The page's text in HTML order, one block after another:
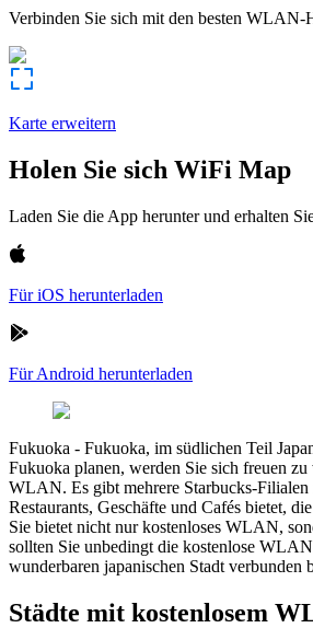
Verbinden Sie sich mit den besten WLAN-
Karte erweitern
Holen Sie sich WiFi Map
Laden Sie die App herunter und erhalten
Für iOS herunterladen
Für Android herunterladen
Fukuoka - Fukuoka, im südlichen Teil
Fukuoka planen, werden Sie sich freuen
WLAN. Es gibt mehrere Starbucks-
Restaurants, Geschäfte und Cafés bietet,
Sie bietet nicht nur kostenloses WLAN,
sollten Sie unbedingt die kostenlose
wunderbaren japanischen Stadt verbunden
Städte mit kostenlosem